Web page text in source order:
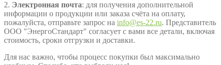
2. Электронная почта: для получения дополнительной
информации о продукции или заказа счёта на оплату,
пожалуйста, отправьте запрос на info@es-22.ru. Представитель
ООО "ЭнергоСтандарт" согласует с вами все детали, включая
стоимость, сроки отгрузки и доставки.
Для нас важно, чтобы процесс покупки был максимально